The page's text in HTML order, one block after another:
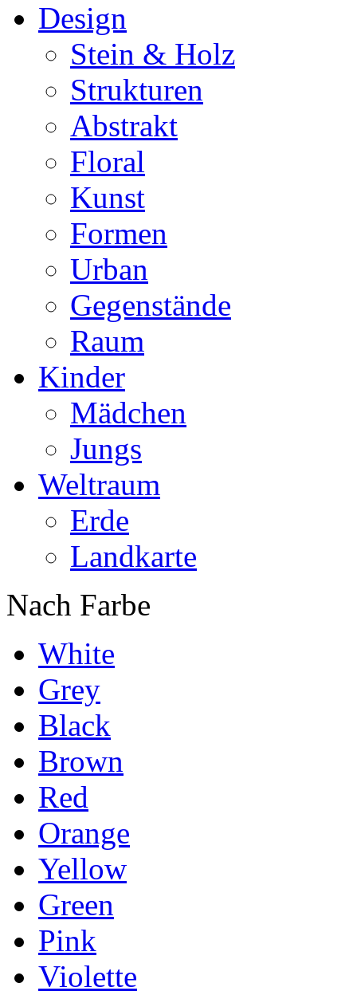
Design
Stein & Holz
Strukturen
Abstrakt
Floral
Kunst
Formen
Urban
Gegenstände
Raum
Kinder
Mädchen
Jungs
Weltraum
Erde
Landkarte
Nach Farbe
White
Grey
Black
Brown
Red
Orange
Yellow
Green
Pink
Violette